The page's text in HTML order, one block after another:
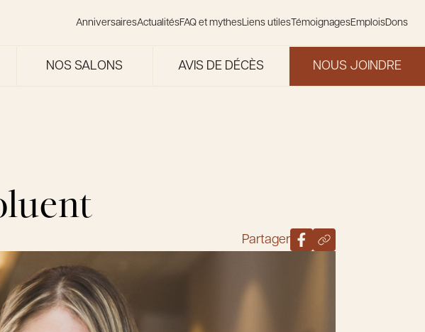
AnniversairesActualitésFAQ et mythesLiens utilesTémoignagesEmploisDons
NOS SALONS AVIS DE DÉCÈS NOUS JOINDRE
Partager